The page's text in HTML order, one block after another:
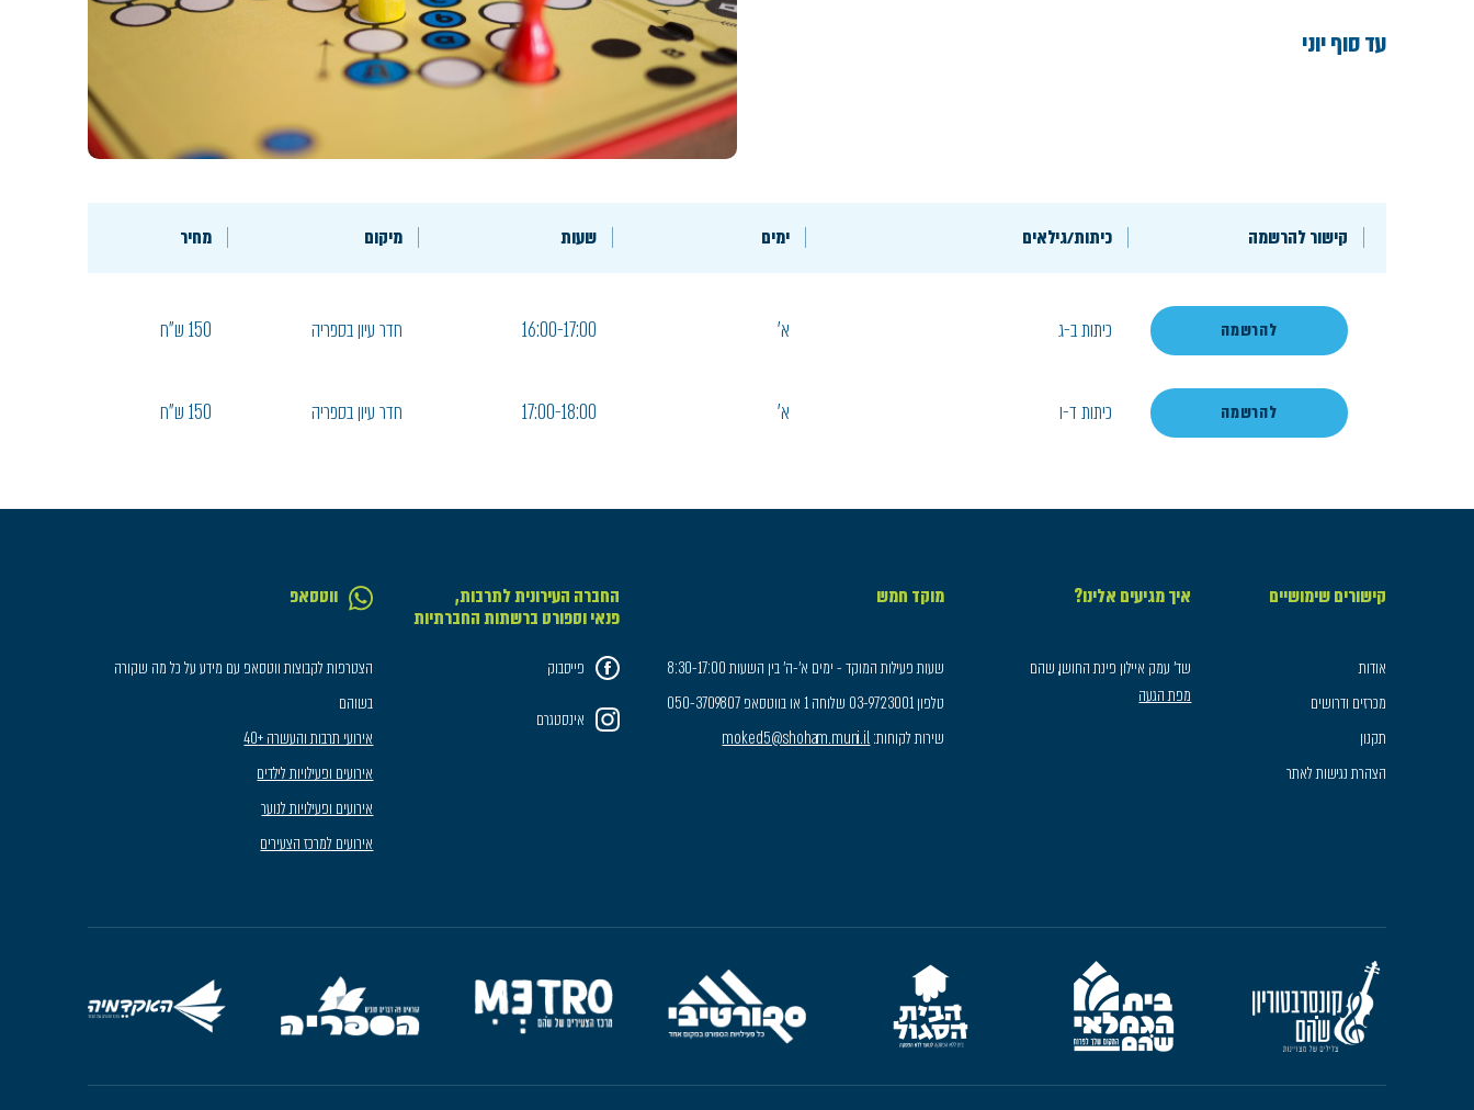
עד סוף יוני
קישור להרשמה כיתות/גילאים ימים שעות מיקום מחיר
להרשמה כיתות ב-ג א' 16:00-17:00 חדר עיון בספריה 150 ש"ח
להרשמה כיתות ד-ו א' 17:00-18:00 חדר עיון בספריה 150 ש"ח
קישורים שימושיים
אודות
מכרזים ודרושים
תקנון
הצהרת נגישות לאתר
איך מגיעים אלינו?
שד׳ עמק איילון פינת החושן, שהם
מפת הגעה
מוקד חמש
שעות פעילות המוקד - ימים א'-ה' בין השעות 8:30-17:00
טלפון 03-9723001 שלוחה 1 או בווטסאפ 050-3709807
שירות לקוחות:moked5@shoham.muni.il
החברה העירונית לתרבות,
פנאי וספורט ברשתות החברתיות
פייסבוק
אינסטגרם
ווטסאפ
הצטרפות לקבוצות ווטסאפ עם מידע על כל מה שקורה
בשוהם
אירועי תרבות והעשרה +40
אירועים ופעילויות לילדים
אירועים ופעילויות לנוער
אירועים למרכז הצעירים